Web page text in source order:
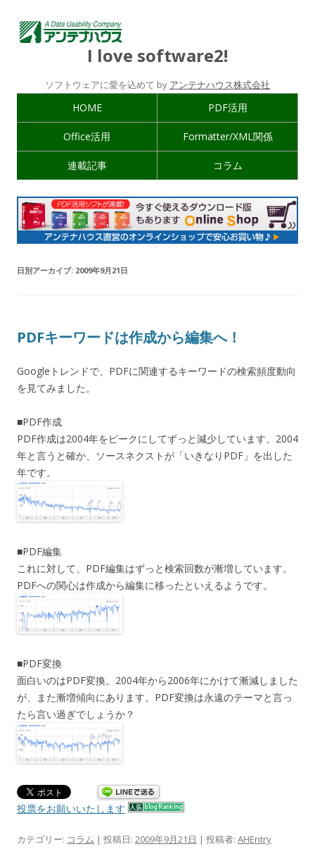
I love software2!
ソフトウェアに愛を込めて by アンテナハウス株式会社
HOME PDF活用
Office活用 Formatter/XML関係
連載記事 コラム
日別アーカイブ: 2009年9月21日
PDFキーワードは作成から編集へ！
Googleトレンドで、PDFに関連するキーワードの検索頻度動向
を見てみました。
■PDF作成
PDF作成は2004年をピークにしてずっと減少しています。2004
年と言うと確か、ソースネクストが「いきなりPDF」を出した
年です。
■PDF編集
これに対して、PDF編集はずっと検索回数が漸増しています。
PDFへの関心は作成から編集に移ったといえるようです。
■PDF変換
面白いのはPDF変換。2004年から2006年にかけて漸減しました
が、また漸増傾向にあります。PDF変換は永遠のテーマと言っ
たら言い過ぎでしょうか？
投票をお願いいたします
カテゴリー: コラム | 投稿日: 2009年9月21日 | 投稿者: AHEntry